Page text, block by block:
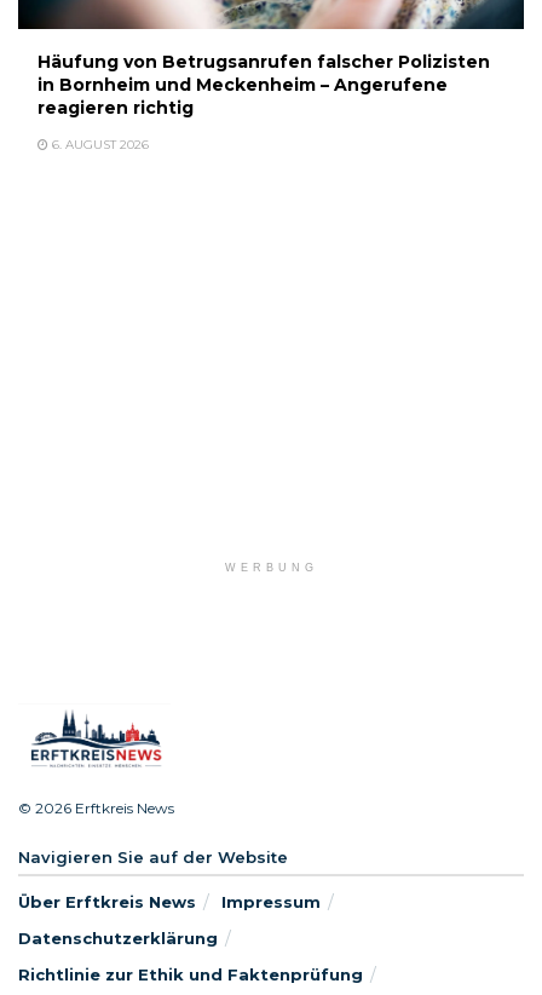
Häufung von Betrugsanrufen falscher Polizisten
in Bornheim und Meckenheim – Angerufene
reagieren richtig
6. AUGUST 2026
WERBUNG
© 2026 Erftkreis News
Navigieren Sie auf der Website
Über Erftkreis News
Impressum
Datenschutzerklärung
Richtlinie zur Ethik und Faktenprüfung